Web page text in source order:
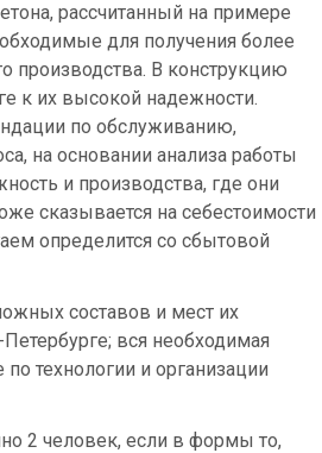
рассчитанный на примере
для получения более
производства. В конструкцию
к их высокой надежности.
по обслуживанию,
на основании анализа работы
и производства, где они
сказывается на себестоимости
определится со сбытовой
составов и мест их
вся необходимая
технологии и организации
2 человек, если в формы то,